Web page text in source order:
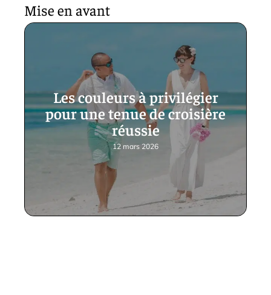
Mise en avant
Les couleurs à privilégier
pour une tenue de croisière
réussie
12 mars 2026